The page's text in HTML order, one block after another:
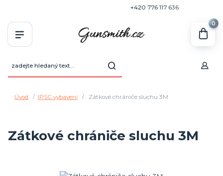
+420 776 117 636
0
Úvod IPSC vybavení Zátkové chrániče sluchu 3M
Zátkové chrániče sluchu 3M